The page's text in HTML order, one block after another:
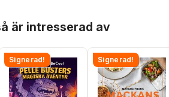
är intresserad av
Signerad! Signerad!